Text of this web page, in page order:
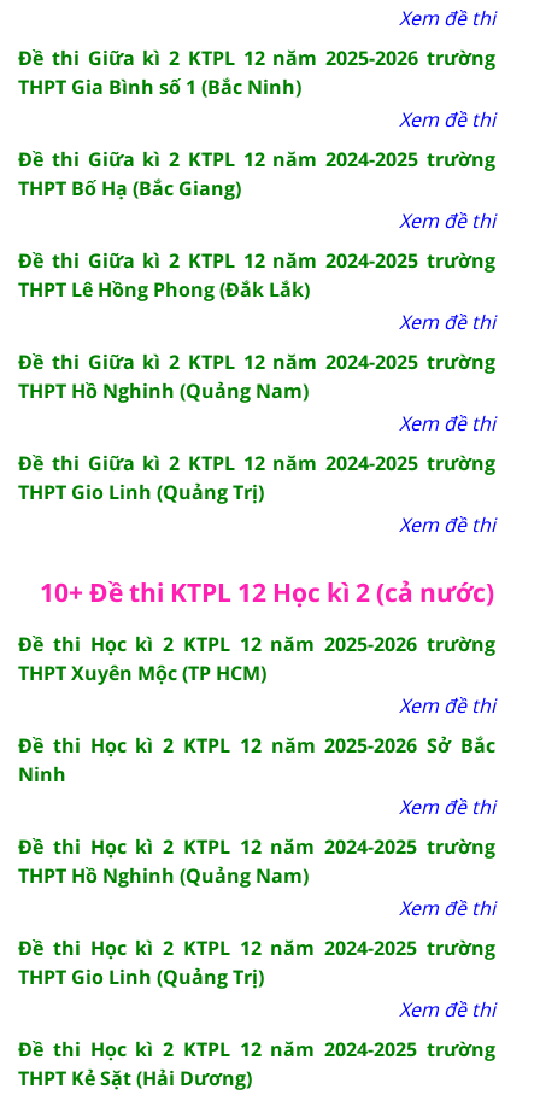
Xem đề thi
Đề thi Giữa kì 2 KTPL 12 năm 2025-2026 trường
THPT Gia Bình số 1 (Bắc Ninh)
Xem đề thi
Đề thi Giữa kì 2 KTPL 12 năm 2024-2025 trường
THPT Bố Hạ (Bắc Giang)
Xem đề thi
Đề thi Giữa kì 2 KTPL 12 năm 2024-2025 trường
THPT Lê Hồng Phong (Đắk Lắk)
Xem đề thi
Đề thi Giữa kì 2 KTPL 12 năm 2024-2025 trường
THPT Hồ Nghinh (Quảng Nam)
Xem đề thi
Đề thi Giữa kì 2 KTPL 12 năm 2024-2025 trường
THPT Gio Linh (Quảng Trị)
Xem đề thi
10+ Đề thi KTPL 12 Học kì 2 (cả nước)
Đề thi Học kì 2 KTPL 12 năm 2025-2026 trường
THPT Xuyên Mộc (TP HCM)
Xem đề thi
Đề thi Học kì 2 KTPL 12 năm 2025-2026 Sở Bắc
Ninh
Xem đề thi
Đề thi Học kì 2 KTPL 12 năm 2024-2025 trường
THPT Hồ Nghinh (Quảng Nam)
Xem đề thi
Đề thi Học kì 2 KTPL 12 năm 2024-2025 trường
THPT Gio Linh (Quảng Trị)
Xem đề thi
Đề thi Học kì 2 KTPL 12 năm 2024-2025 trường
THPT Kẻ Sặt (Hải Dương)